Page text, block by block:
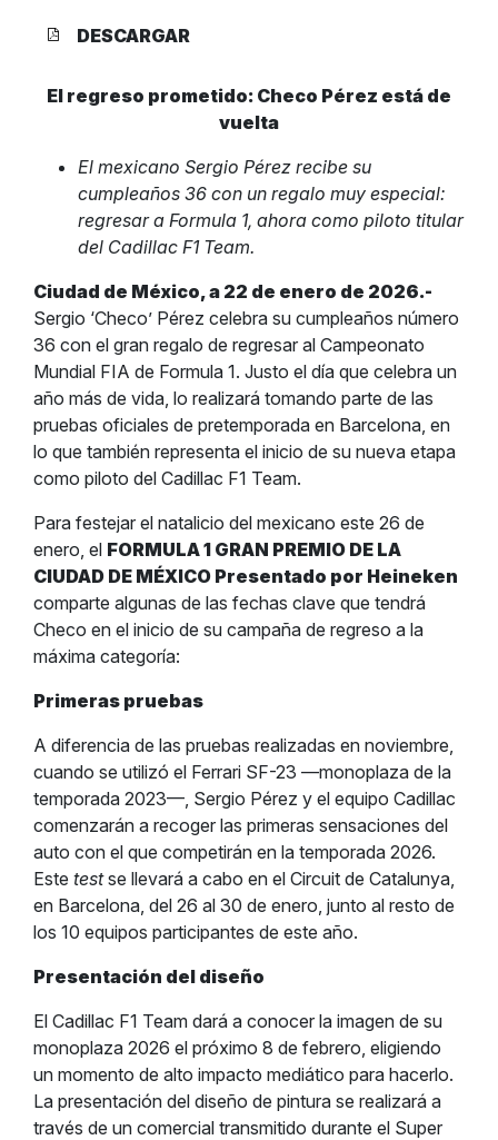
DESCARGAR
El regreso prometido: Checo Pérez está de
vuelta
El mexicano Sergio Pérez recibe su
cumpleaños 36 con un regalo muy especial:
regresar a Formula 1, ahora como piloto titular
del Cadillac F1 Team.
Ciudad de México, a 22 de enero de 2026.-
Sergio ‘Checo’ Pérez celebra su cumpleaños número
36 con el gran regalo de regresar al Campeonato
Mundial FIA de Formula 1. Justo el día que celebra un
año más de vida, lo realizará tomando parte de las
pruebas oficiales de pretemporada en Barcelona, en
lo que también representa el inicio de su nueva etapa
como piloto del Cadillac F1 Team.
Para festejar el natalicio del mexicano este 26 de
enero, el FORMULA 1 GRAN PREMIO DE LA
CIUDAD DE MÉXICO Presentado por Heineken
comparte algunas de las fechas clave que tendrá
Checo en el inicio de su campaña de regreso a la
máxima categoría:
Primeras pruebas
A diferencia de las pruebas realizadas en noviembre,
cuando se utilizó el Ferrari SF-23 —monoplaza de la
temporada 2023—, Sergio Pérez y el equipo Cadillac
comenzarán a recoger las primeras sensaciones del
auto con el que competirán en la temporada 2026.
Este testse llevará a cabo en el Circuit de Catalunya,
en Barcelona, del 26 al 30 de enero, junto al resto de
los 10 equipos participantes de este año.
Presentación del diseño
El Cadillac F1 Team dará a conocer la imagen de su
monoplaza 2026 el próximo 8 de febrero, eligiendo
un momento de alto impacto mediático para hacerlo.
La presentación del diseño de pintura se realizará a
través de un comercial transmitido durante el Super